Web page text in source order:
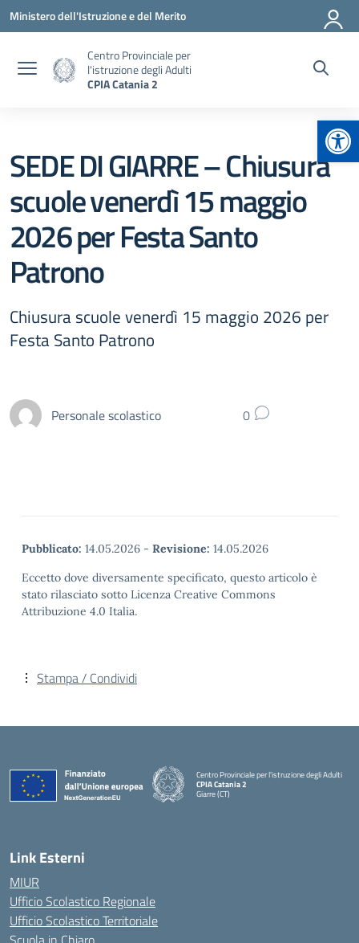
Vai ai contenuti
Vai al menu di navigazione
Vai al footer
Ministero dell'Istruzione e del Merito
Centro Provinciale per
l'istruzione degli Adulti
CPIA Catania 2
SEDE DI GIARRE – Chiusura
scuole venerdì 15 maggio
2026 per Festa Santo
Patrono
Chiusura scuole venerdì 15 maggio 2026 per
Festa Santo Patrono
Personale scolastico 0
Pubblicato: 14.05.2026 - Revisione: 14.05.2026
Eccetto dove diversamente specificato, questo articolo è
stato rilasciato sotto Licenza Creative Commons
Attribuzione 4.0 Italia.
Stampa / Condividi
Centro Provinciale per l'istruzione degli Adulti
CPIA Catania 2
Giarre (CT)
Link Esterni
MIUR
Ufficio Scolastico Regionale
Ufficio Scolastico Territoriale